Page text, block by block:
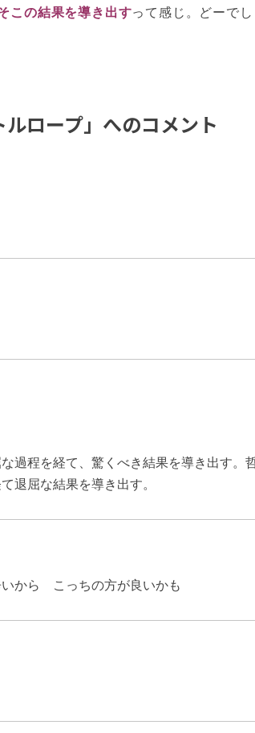
この結果を導き出すって感じ。どーで
ロープ」へのコメント
過程を経て、驚くべき結果を導き出す。
退屈な結果を導き出す。
から こっちの方が良いかも